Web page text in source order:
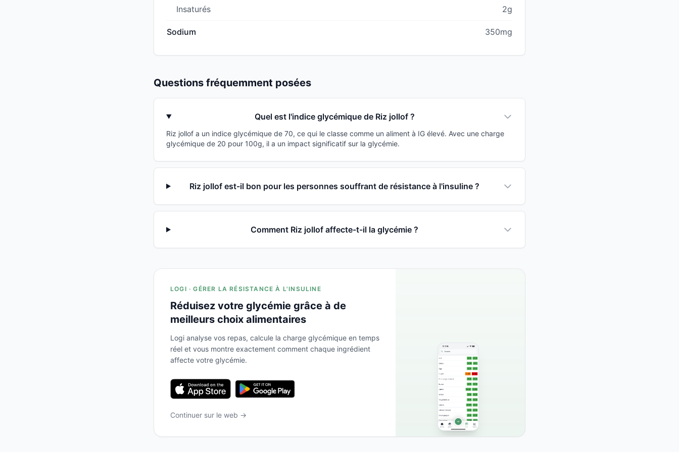
Insaturés 2g
Sodium 350mg
Questions fréquemment posées
Quel est l'indice glycémique de Riz jollof ?
Riz jollof a un indice glycémique de 70, ce qui le classe comme un aliment à IG élevé. Avec une charge
glycémique de 20 pour 100g, il a un impact significatif sur la glycémie.
Riz jollof est-il bon pour les personnes souffrant de résistance à l'insuline ?
Comment Riz jollof affecte-t-il la glycémie ?
LOGI · GÉRER LA RÉSISTANCE À L'INSULINE
Réduisez votre glycémie grâce à de
meilleurs choix alimentaires
Logi analyse vos repas, calcule la charge glycémique en temps
réel et vous montre exactement comment chaque ingrédient
affecte votre glycémie.
Continuer sur le web →